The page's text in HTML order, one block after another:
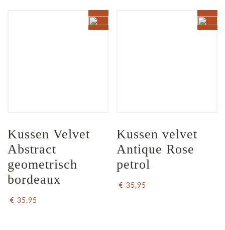
Kussen Velvet
Abstract
geometrisch
bordeaux
€ 35,95
Kussen velvet
Antique Rose
petrol
€ 35,95